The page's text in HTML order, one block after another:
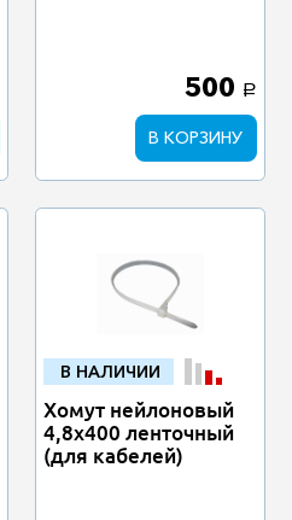
500 a
В КОРЗИНУ
В НАЛИЧИИ
Хомут нейлоновый
4,8х400 ленточный
(для кабелей)